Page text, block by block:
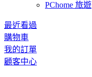
PChome 旅遊
最近看過
購物車
我的訂單
顧客中心